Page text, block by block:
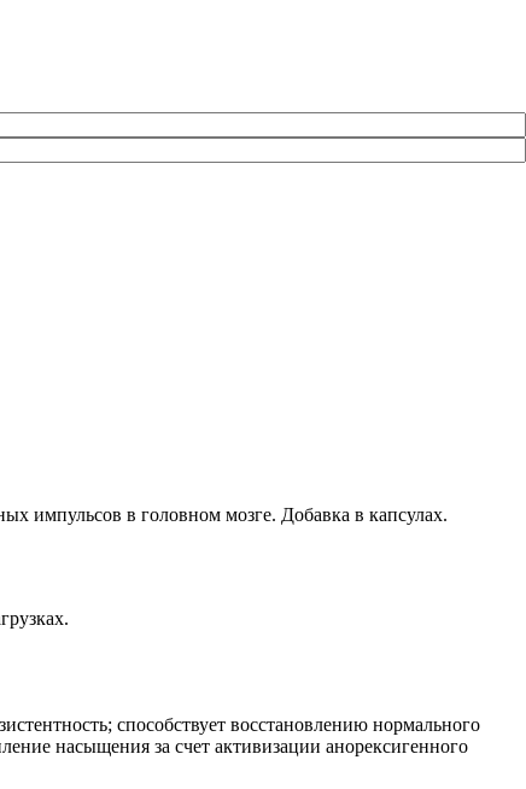
импульсов в головном мозге. Добавка в капсулах.
способствует восстановлению нормального
насыщения за счет активизации анорексигенного